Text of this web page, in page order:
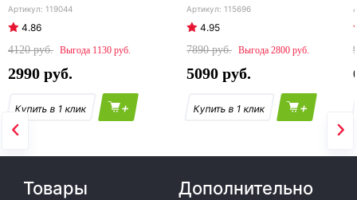
119044
4.86
4120
1130
2990
+
115696
4.95
7890
2800
5090
+
Товары Дополнительно